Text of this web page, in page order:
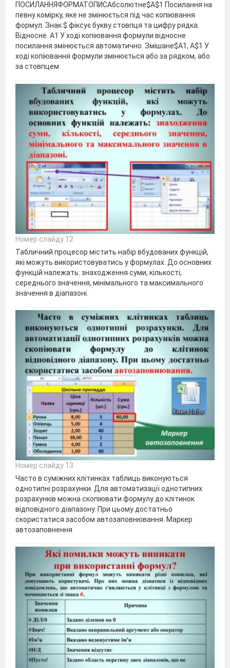
ПОСИЛАННЯФОРМАТОПИСАбсолютне$А$1 Посилання на
певну комірку, яке не змінюється під час копіювання
формул. Знак $ фіксує букву стовпця та цифру рядка.
Відносне. А1 У ході копіювання формули відносне
посилання змінюється автоматично. Змішане$А1, А$1 У
ході копіювання формули змінюється або за рядком, або
за стовпцем
Номер слайду 12
Табличний процесор містить набір вбудованих функцій,
які можуть використовуватись у формулах. До основних
функцій належать: знаходження суми, кількості,
середнього значення, мінімального та максимального
значення в діапазоні.
Номер слайду 13
Часто в суміжних клітинках таблиць виконуються
однотипні розрахунки. Для автоматизації однотипних
розрахунків можна скопіювати формулу до клітинок
відповідного діапазону. При цьому достатньо
скористатися засобом автозаповнювання. Маркер
автозаповнення